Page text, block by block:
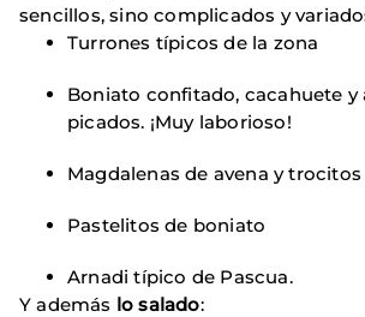
sencillos, sino complicados y
Turrones típicos de la zona
Boniato confitado, cacahuete y
picados. ¡Muy laborioso!
Magdalenas de avena y
Pastelitos de boniato
Arnadi típico de Pascua.
Y además lo salado: